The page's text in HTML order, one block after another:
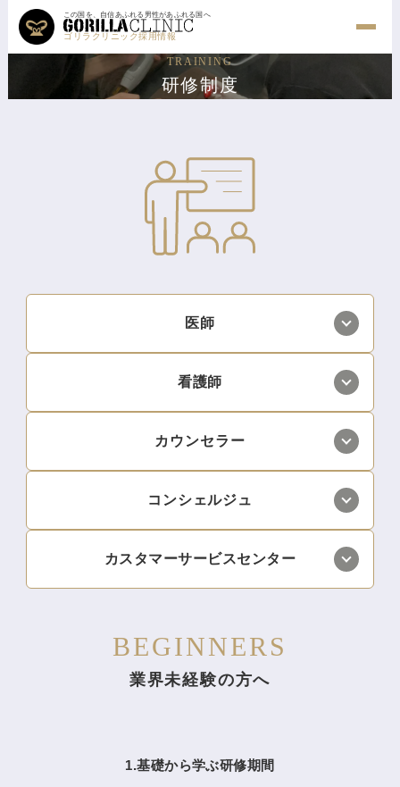
この国を、自信あふれる男性があふれる国へ
ゴリラクリニック採用情報
TRAINING
研修制度
医師
看護師
カウンセラー
コンシェルジュ
カスタマーサービスセンター
BEGINNERS
業界未経験の方へ
1.基礎から学ぶ研修期間